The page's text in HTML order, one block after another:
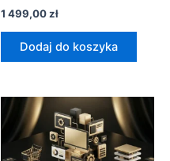
1 499,00zł
Dodaj do koszyka